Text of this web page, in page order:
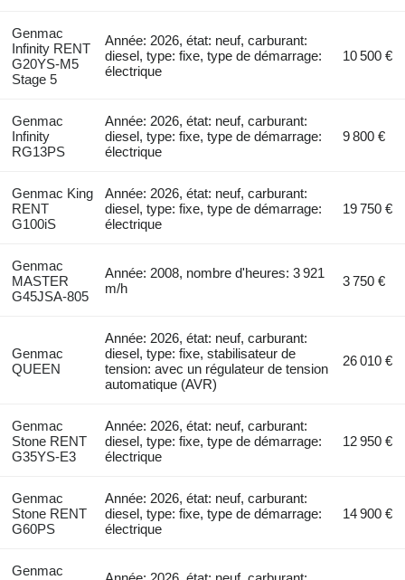
Genmac
Infinity RENT
G20YS-M5
Stage 5
Année: 2026, état: neuf, carburant:
diesel, type: fixe, type de démarrage:
électrique
10 500 €
Genmac
Infinity
RG13PS
Année: 2026, état: neuf, carburant:
diesel, type: fixe, type de démarrage:
électrique
9 800 €
Genmac King
RENT
G100iS
Année: 2026, état: neuf, carburant:
diesel, type: fixe, type de démarrage:
électrique
19 750 €
Genmac
MASTER
G45JSA-805
Année: 2008, nombre d'heures: 3 921
m/h
3 750 €
Genmac
QUEEN
Année: 2026, état: neuf, carburant:
diesel, type: fixe, stabilisateur de
tension: avec un régulateur de tension
automatique (AVR)
26 010 €
Genmac
Stone RENT
G35YS-E3
Année: 2026, état: neuf, carburant:
diesel, type: fixe, type de démarrage:
électrique
12 950 €
Genmac
Stone RENT
G60PS
Année: 2026, état: neuf, carburant:
diesel, type: fixe, type de démarrage:
électrique
14 900 €
Genmac